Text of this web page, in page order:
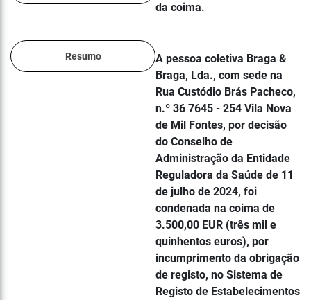
da coima.
Resumo
A pessoa coletiva Braga &
Braga, Lda., com sede na
Rua Custódio Brás Pacheco,
n.º 36 7645 - 254 Vila Nova
de Mil Fontes, por decisão
do Conselho de
Administração da Entidade
Reguladora da Saúde de 11
de julho de 2024, foi
condenada na coima de
3.500,00 EUR (três mil e
quinhentos euros), por
incumprimento da obrigação
de registo, no Sistema de
Registo de Estabelecimentos